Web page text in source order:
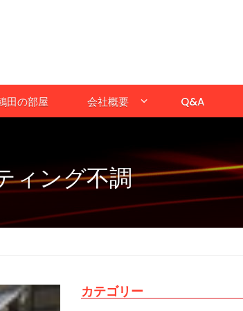
田の部屋 会社概要 Q&A
ィング不調
カテゴリー